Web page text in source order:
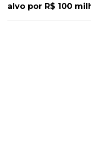
alvo por R$ 100